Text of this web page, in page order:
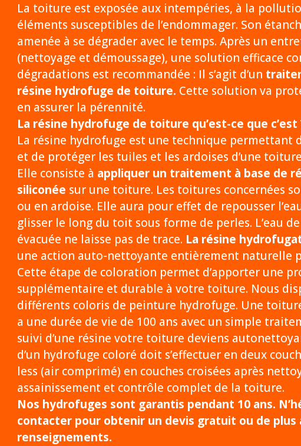
La toiture est exposée aux intempéries, à la
éléments susceptibles de l’endommager. Son
amenée à se dégrader avec le temps. Après un
(nettoyage et démoussage), une solution efficace
dégradations est recommandée : Il s’agit d’un
résine hydrofuge de toiture. Cette solution va
en assurer la pérennité.
La résine hydrofuge de toiture qu’est-ce que c’est
La résine hydrofuge est une technique permettant
et de protéger les tuiles et les ardoises d’une
Elle consiste à appliquer un traitement à base de
siliconée sur une toiture. Les toitures concernées
ou en ardoise. Elle aura pour effet de repousser
glisser le long du toit sous forme de perles. L’eau
évacuée ne laisse pas de trace. La résine
une action auto-nettoyante entièrement naturelle
Cette étape de coloration permet d’apporter une
supplémentaire et durable à votre toiture. Nous
différents coloris de peinture hydrofuge. Une
a une durée de vie de 100 ans avec un simple
suivi d’une résine votre toiture deviens
d’un hydrofuge coloré doit s’effectuer en deux
less (air comprimé) en couches croisées après
assainissement et contrôle complet de la toiture.
Nos hydrofuges sont garantis pendant 10 ans.
contacter pour obtenir un devis gratuit ou de plus
renseignements.